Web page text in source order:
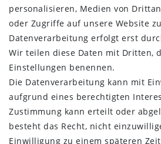
FOLGEN SIE UNS
personalisieren, Medien von
oder Zugriffe auf unsere Website
Datenverarbeitung erfolgt erst
Wir teilen diese Daten mit Dritten,
Einstellungen benennen.
Die Datenverarbeitung kann mit
aufgrund eines berechtigten
Zustimmung kann erteilt oder
besteht das Recht, nicht
Einwilligung zu einem späteren